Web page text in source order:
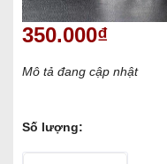
350.000₫
Mô tả đang cập nhật
Số lượng: